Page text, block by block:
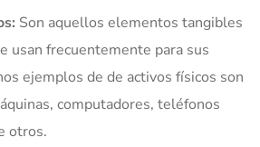
Son aquellos elementos tangibles
usan frecuentemente para sus
ejemplos de de activos físicos son
computadores, teléfonos
otros.